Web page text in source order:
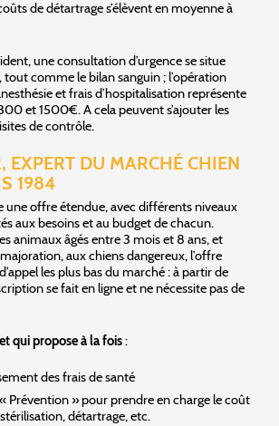
de détartrage s’élèvent en moyenne à
une consultation d’urgence se situe
comme le bilan sanguin ; l’opération
et frais d’hospitalisation représente
et 1500€. A cela peuvent s’ajouter les
de contrôle.
EXPERT DU MARCHÉ CHIEN
1984
une offre étendue, avec différents niveaux
aux besoins et au budget de chacun.
animaux âgés entre 3 mois et 8 ans, et
aux chiens dangereux, l’offre
les plus bas du marché : à partir de
se fait en ligne et ne nécessite pas de
qui propose à la fois:
des frais de santé
Prévention » pour prendre en charge le coût
détartrage, etc.